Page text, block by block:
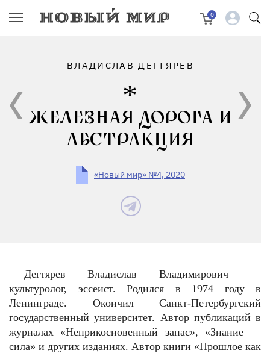
0
ВЛАДИСЛАВ ДЕГТЯРЕВ
ЖЕЛЕЗНАЯ ДОРОГА И
АБСТРАКЦИЯ
«Новый мир» №4, 2020
Дегтярев Владислав Владимирович —
культуролог, эссеист. Родился в 1974 году в
Ленинграде. Окончил Санкт-Петербургский
государственный университет. Автор публикаций в
журналах «Неприкосновенный запас», «Знание —
сила» и других изданиях. Автор книги «Прошлое как